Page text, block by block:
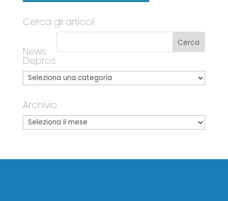
Cerca gli articoli
News
Depros
Archivio